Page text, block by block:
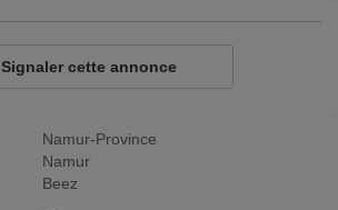
Namur-Province
Namur
Beez
Signaler cette annonce